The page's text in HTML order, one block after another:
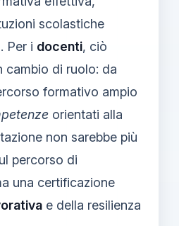
scolastiche
Per i docenti, ciò
cambio di ruolo: da
formativo ampio
orientati alla
non sarebbe più
percorso di
una certificazione
e della resilienza